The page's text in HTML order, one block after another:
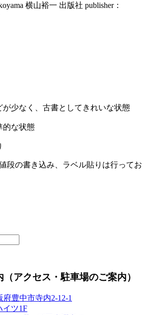
横山裕一 出版社 publisher：
が少なく、古書としてきれいな状態
的な状態
段の書き込み、ラベル貼りは行ってお
（アクセス・駐車場のご案内）
府豊中市寺内2-12-1
イツ1F